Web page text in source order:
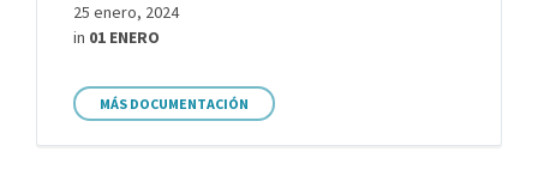
25 enero, 2024
in 01 ENERO
MÁS DOCUMENTACIÓN